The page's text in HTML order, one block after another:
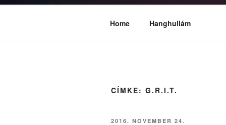
Home Hanghullám
CÍMKE: G.R.I.T.
BEKÜLDVE:
2016. NOVEMBER 24.